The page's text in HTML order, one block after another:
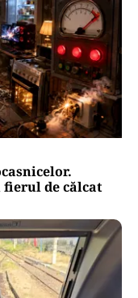
fierul de călcat